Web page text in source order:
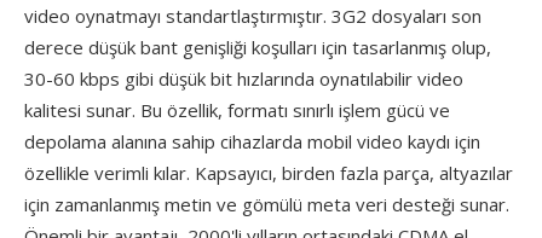
video oynatmayı standartlaştırmıştır. 3G2 dosyaları son
derece düşük bant genişliği koşulları için tasarlanmış olup,
30-60 kbps gibi düşük bit hızlarında oynatılabilir video
kalitesi sunar. Bu özellik, formatı sınırlı işlem gücü ve
depolama alanına sahip cihazlarda mobil video kaydı için
özellikle verimli kılar. Kapsayıcı, birden fazla parça, altyazılar
için zamanlanmış metin ve gömülü meta veri desteği sunar.